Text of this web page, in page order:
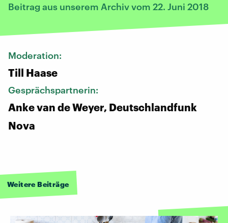
Beitrag aus unserem Archiv vom 22. Juni 2018
Moderation:
Till Haase
Gesprächspartnerin:
Anke van de Weyer, Deutschlandfunk
Nova
Weitere Beiträge